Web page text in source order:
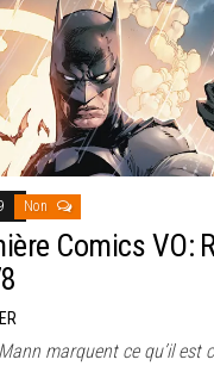
Non
Comics VO:
marquent ce qu’il est